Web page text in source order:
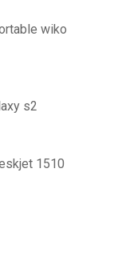
wiko
s2
1510